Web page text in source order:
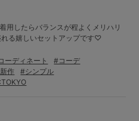
用したらバランスが程よくメリハリ
る嬉しいセットアップです♡
ーディネート
#コーデ
作
#シンプル